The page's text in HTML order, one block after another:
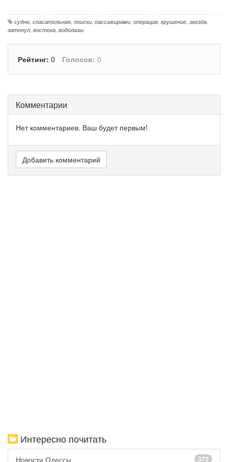
судно, спасательная, поиски, пассажирами, операция, крушение, звезда,
затонул, востока, водолазы
Рейтинг: 0 Голосов: 0
Комментарии
Нет комментариев. Ваш будет первым!
Добавить комментарий
Интересно почитать
Новости Одессы 372